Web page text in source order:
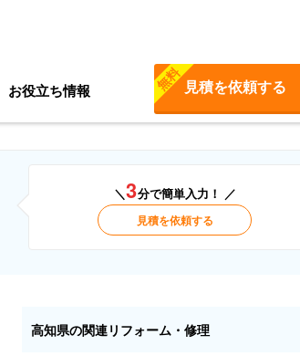
お役立ち情報 見積を依頼する
無料
＼3分で簡単入力！ ／
見積を依頼する
高知県の関連リフォーム・修理